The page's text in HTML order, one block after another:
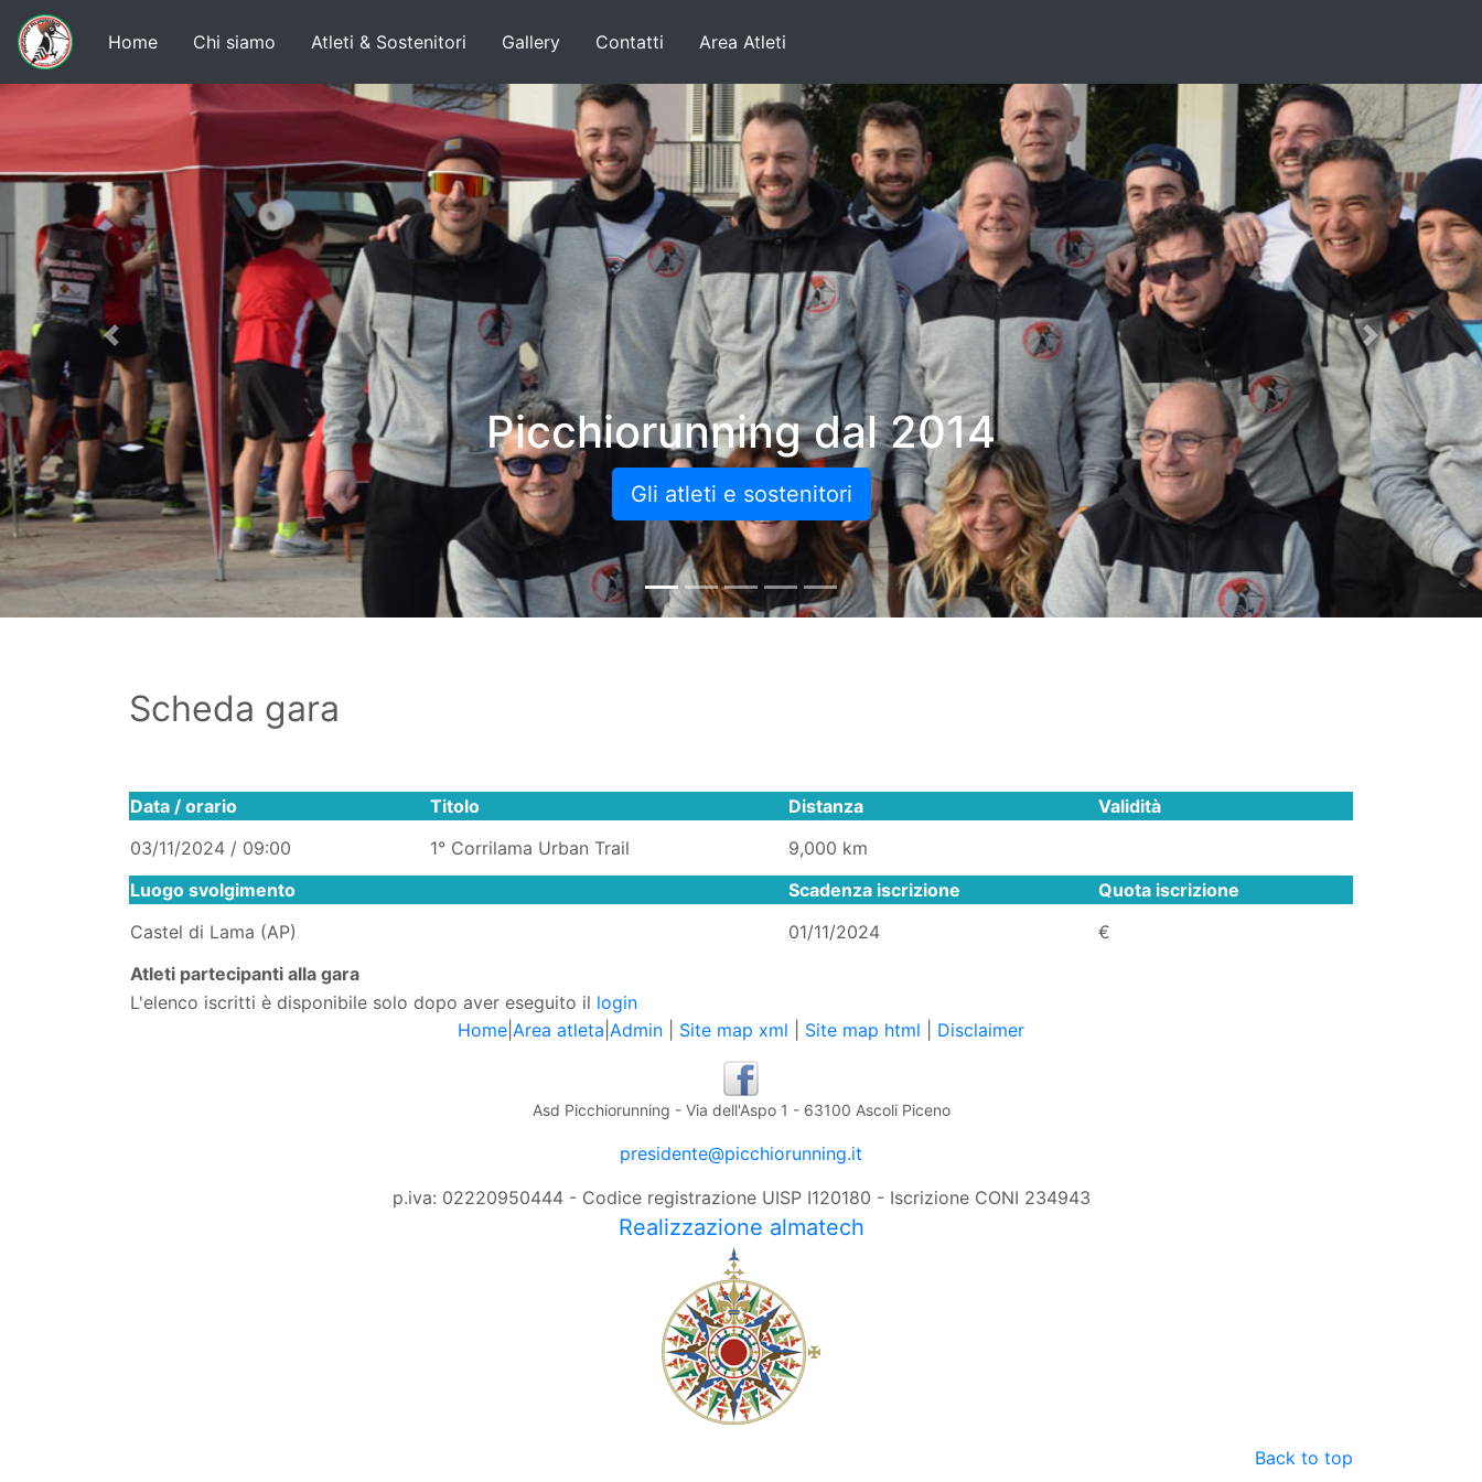
Home Chi siamo Atleti & Sostenitori Gallery Contatti Area Atleti
Picchiorunning dal 2014
Gli atleti e sostenitori
Previous Next
Scheda gara
Data / orario Titolo Distanza
Validità
03/11/2024 / 09:00
1° Corrilama Urban Trail
9,000 km
Luogo svolgimento
Scadenza iscrizione
Quota iscrizione
Castel di Lama (AP)
01/11/2024
€
Atleti partecipanti alla gara
L'elenco iscritti è disponibile solo dopo aver eseguito il login
Home Area atleta Admin Site map xml Site map html Disclaimer
Asd Picchiorunning - Via dell'Aspo 1 - 63100 Ascoli Piceno
presidente@picchiorunning.it
p.iva: 02220950444 - Codice registrazione UISP I120180 - Iscrizione CONI 234943
Realizzazione almatech
Back to top